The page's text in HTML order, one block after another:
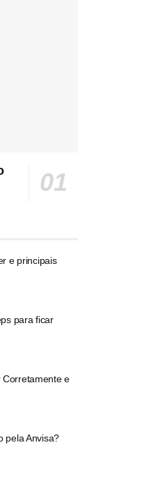
e principais
para ficar
Corretamente e
pela Anvisa?